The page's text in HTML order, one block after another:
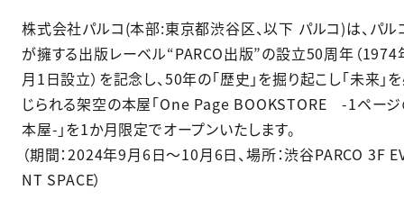
株式会社パルコ(本部:東京都渋谷区、以下 パルコ)は、パル
が擁する出版レーベル“PARCO出版”の設立50周年（1974
月1日設立）を記念し、50年の「歴史」を掘り起こし「未来」
じられる架空の本屋「One Page BOOKSTORE -1ペー
本屋-」を1か月限定でオープンいたします。​
（期間：2024年9月6日～10月6日、場所：渋谷PARCO 3F
NT SPACE）​